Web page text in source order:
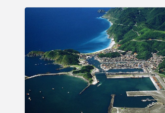
日
7
人/9
語
東
機
隊
去
灣
車
旅